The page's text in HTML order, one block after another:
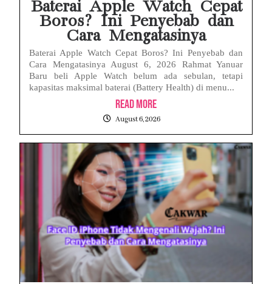
Baterai Apple Watch Cepat
Boros? Ini Penyebab dan
Cara Mengatasinya
Baterai Apple Watch Cepat Boros? Ini Penyebab dan
Cara Mengatasinya August 6, 2026 Rahmat Yanuar
Baru beli Apple Watch belum ada sebulan, tetapi
kapasitas maksimal baterai (Battery Health) di menu...
Read More
August 6, 2026